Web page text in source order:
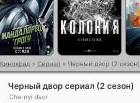
Кинокрад » Сериал » Черный двор (2 сезон)
Черный двор сериал (2 сезон)
Chernyi dvor